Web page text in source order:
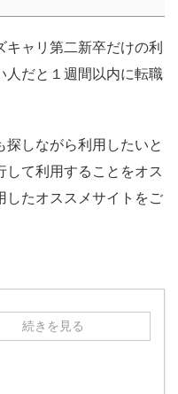
ャリ第二新卒だけの利
人だと１週間以内に転職
しながら利用したいと
して利用することをオス
したオススメサイトをご
続きを見る